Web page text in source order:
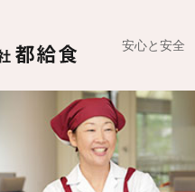
安心と安全